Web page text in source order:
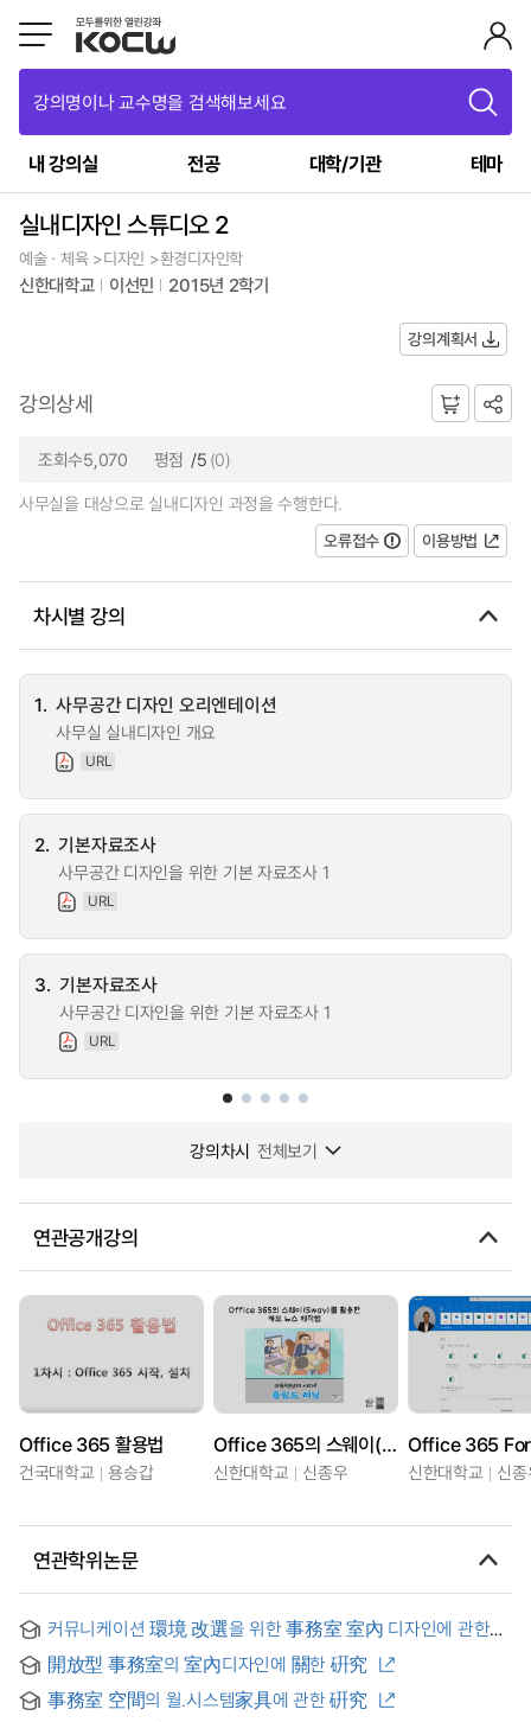
강의명이나 교수명을 검색해보세요
내 강의실 전공 대학/기관 테마
실내디자인 스튜디오 2
예술ㆍ체육 >디자인 >환경디자인학
신한대학교 이선민 2015년 2학기
강의계획서
강의상세
조회수5,070 평점 /5 (0)
사무실을 대상으로 실내디자인 과정을 수행한다.
오류접수
이용방법
차시별 강의
1. 사무공간 디자인 오리엔테이션
사무실 실내디자인 개요
URL
2. 기본자료조사
사무공간 디자인을 위한 기본 자료조사 1
URL
3. 기본자료조사
사무공간 디자인을 위한 기본 자료조사 1
URL
강의차시 전체보기
연관공개강의
Office 365 활용법
건국대학교 용승갑
Office 365의 스웨이(Sway)를 활용한 카드 뉴스 제작법
신한대학교 신종우 신한대학교 신
연관학위논문
커뮤니케이션 環境 改選을 위한 事務室 室內 디자인에 관한
硏究
開放型 事務室의 室內디자인에 關한 硏究
事務室 空間의 월.시스템家具에 관한 硏究